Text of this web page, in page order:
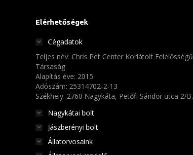
Elérhetőségek
Cégadatok
Teljes név: Chris Pet Center Korlátolt Felelősségű
Társaság
Alapítás éve: 2015
Adószám: 25314702-2-13
Székhely: 2760 Nagykáta, Petőfi Sándor utca 2/B.
Nagykátai bolt
Jászberényi bolt
Állatorvosaink